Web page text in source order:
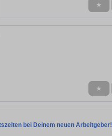
★
★
bei Deinem neuen Arbeitgeber!